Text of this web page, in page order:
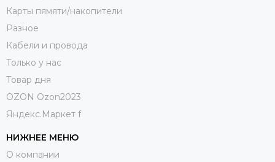
Карты пямяти/накопители
Разное
Кабели и провода
Только у нас
Товар дня
OZON Ozon2023
Яндекс.Маркет f
НИЖНЕЕ МЕНЮ
О компании